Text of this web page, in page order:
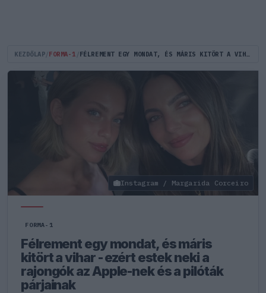
KEZDŐLAP FORMA-1 FÉLREMENT EGY MONDAT, ÉS MÁRIS KITÖRT A VIHAR - EZÉRT ESTEK NEKI A RAJONGÓK AZ APPLE-NEK ÉS A PILÓTÁK PÁRJAINAK
Instagram / Margarida Corceiro
FORMA-1
Félrement egy mondat, és máris
kitört a vihar - ezért estek neki a
rajongók az Apple-nek és a pilóták
párjainak